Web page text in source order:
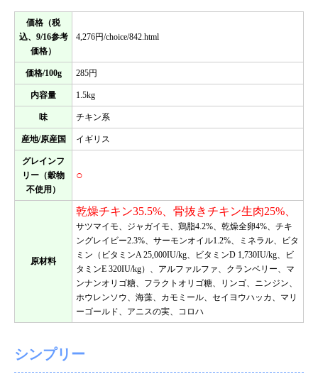
価格（税
込、9/16参考
価格）
4,276円/choice/842.html
価格/100g 285円
内容量 1.5kg
味 チキン系
産地/原産国 イギリス
グレインフ
リー（穀物
不使用）
○
原材料
乾燥チキン35.5%、骨抜きチキン生肉25%、
サツマイモ、ジャガイモ、鶏脂4.2%、乾燥全卵4%、チキ
ングレイビー2.3%、サーモンオイル1.2%、ミネラル、ビタ
ミン（ビタミンA 25,000IU/kg、ビタミンD 1,730IU/kg、ビ
タミンE 320IU/kg）、アルファルファ、クランベリー、マ
ンナンオリゴ糖、フラクトオリゴ糖、リンゴ、ニンジン、
ホウレンソウ、海藻、カモミール、セイヨウハッカ、マリ
ーゴールド、アニスの実、コロハ
シンプリー